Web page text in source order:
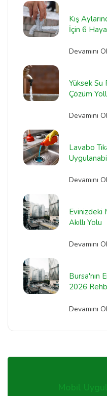
Kış
İçin 6
Devamını
Yüksek Su
Çözüm
Devamını
Lavabo
Devamını
Evinizdeki
Akıllı Yolu
Devamını
Bursa'nın
2026
Devamını
Mobil